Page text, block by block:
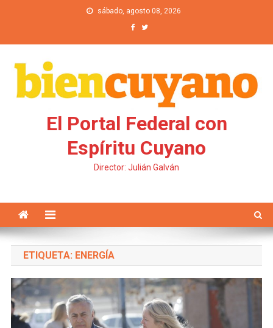
sábado, agosto 08, 2026
El Portal Federal con
Espíritu Cuyano
Director: Julián Galván
ETIQUETA: ENERGÍA